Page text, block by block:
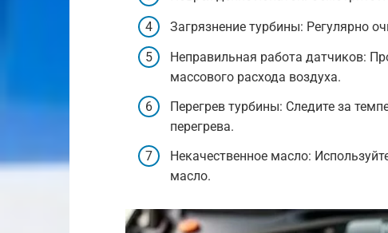
Загрязнение турбины: Регулярно
Неправильная работа датчиков:
массового расхода воздуха.
Перегрев турбины: Следите за
перегрева.
Некачественное масло:
масло.